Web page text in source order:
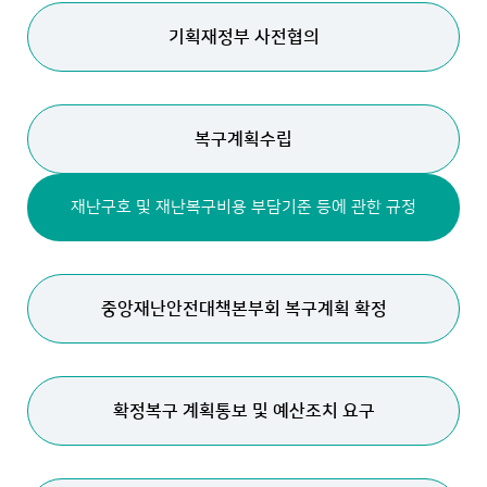
기획재정부 사전협의
복구계획수립
재난구호 및 재난복구비용 부담기준 등에 관한 규정
중앙재난안전대책본부회 복구계획 확정
확정복구 계획통보 및 예산조치 요구